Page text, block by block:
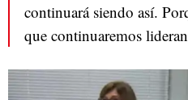
continuará siendo así.
que continuaremos